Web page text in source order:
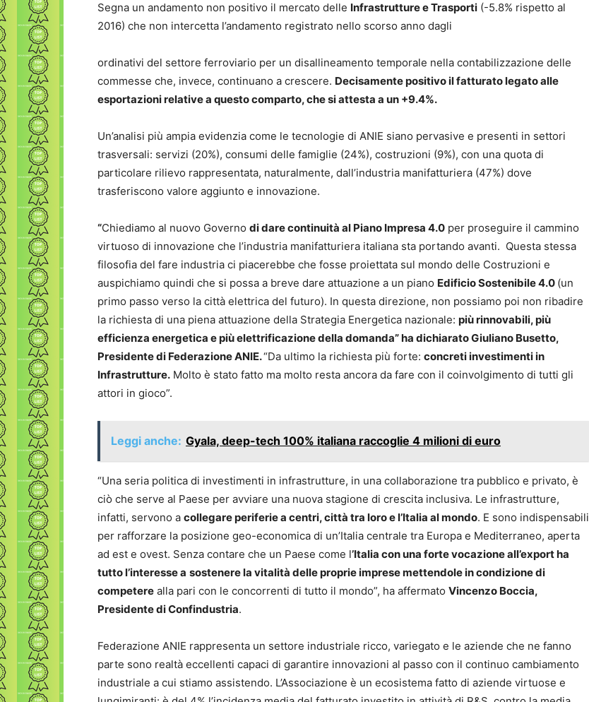
Segna un andamento non positivo il mercato delle Infrastrutture e Trasporti (-5.8% rispetto al
2016) che non intercetta l’andamento registrato nello scorso anno dagli
ordinativi del settore ferroviario per un disallineamento temporale nella contabilizzazione delle
commesse che, invece, continuano a crescere. Decisamente positivo il fatturato legato alle
esportazioni relative a questo comparto, che si attesta a un +9.4%.
Un’analisi più ampia evidenzia come le tecnologie di ANIE siano pervasive e presenti in settori
trasversali: servizi (20%), consumi delle famiglie (24%), costruzioni (9%), con una quota di
particolare rilievo rappresentata, naturalmente, dall’industria manifatturiera (47%) dove
trasferiscono valore aggiunto e innovazione.
“Chiediamo al nuovo Governo di dare continuità al Piano Impresa 4.0 per proseguire il cammino
virtuoso di innovazione che l’industria manifatturiera italiana sta portando avanti. Questa stessa
filosofia del fare industria ci piacerebbe che fosse proiettata sul mondo delle Costruzioni e
auspichiamo quindi che si possa a breve dare attuazione a un piano Edificio Sostenibile 4.0 (un
primo passo verso la città elettrica del futuro). In questa direzione, non possiamo poi non ribadire
la richiesta di una piena attuazione della Strategia Energetica nazionale: più rinnovabili, più
efficienza energetica e più elettrificazione della domanda” ha dichiarato Giuliano Busetto,
Presidente di Federazione ANIE.“Da ultimo la richiesta più forte: concreti investimenti in
Infrastrutture. Molto è stato fatto ma molto resta ancora da fare con il coinvolgimento di tutti gli
attori in gioco”.
Leggi anche: Gyala, deep-tech 100% italiana raccoglie 4 milioni di euro
“Una seria politica di investimenti in infrastrutture, in una collaborazione tra pubblico e privato, è
ciò che serve al Paese per avviare una nuova stagione di crescita inclusiva. Le infrastrutture,
infatti, servono a collegare periferie a centri, città tra loro e l’Italia al mondo. E sono indispensabili
per rafforzare la posizione geo-economica di un’Italia centrale tra Europa e Mediterraneo, aperta
ad est e ovest. Senza contare che un Paese come l’Italia con una forte vocazione all’export ha
tutto l’interesse a sostenere la vitalità delle proprie imprese mettendole in condizione di
competere alla pari con le concorrenti di tutto il mondo”, ha affermato Vincenzo Boccia,
Presidente di Confindustria.
Federazione ANIE rappresenta un settore industriale ricco, variegato e le aziende che ne fanno
parte sono realtà eccellenti capaci di garantire innovazioni al passo con il continuo cambiamento
industriale a cui stiamo assistendo. L’Associazione è un ecosistema fatto di aziende virtuose e